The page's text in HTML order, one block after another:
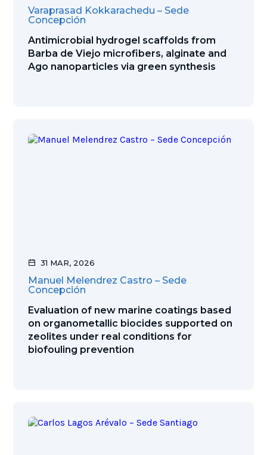
Varaprasad Kokkarachedu – Sede
Concepción
Antimicrobial hydrogel scaffolds from
Barba de Viejo microfibers, alginate and
Ago nanoparticles via green synthesis
31 MAR, 2026
Manuel Melendrez Castro – Sede
Concepción
Evaluation of new marine coatings based
on organometallic biocides supported on
zeolites under real conditions for
biofouling prevention